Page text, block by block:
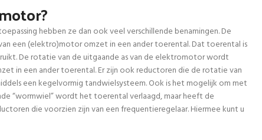
hebben ze dan ook veel verschillende benamingen. De
een (elektro)motor omzet in een ander toerental. Dat toerental is
De rotatie van de uitgaande as van de elektromotor wordt
in een ander toerental. Er zijn ook reductoren die de rotatie van
een kegelvormig tandwielsysteem. Ook is het mogelijk om met
“wormwiel” wordt het toerental verlaagd, maar heeft de
die voorzien zijn van een frequentieregelaar. Hiermee kunt u